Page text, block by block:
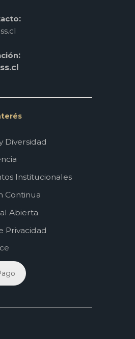
:
:
Diversidad
Institucionales
Continua
Abierta
Privacidad